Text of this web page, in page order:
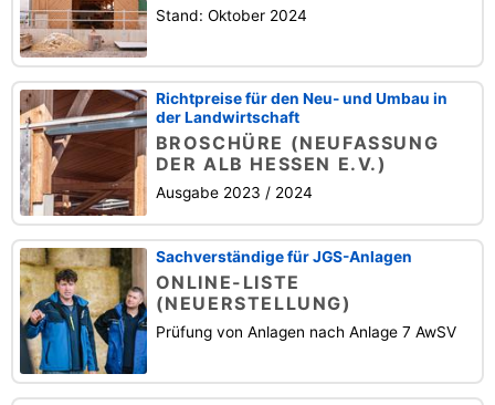
Stand: Oktober 2024
Richtpreise für den Neu- und Umbau in
der Landwirtschaft
BROSCHÜRE (NEUFASSUNG
DER ALB HESSEN E.V.)
Ausgabe 2023 / 2024
Sachverständige für JGS-Anlagen
ONLINE-LISTE
(NEUERSTELLUNG)
Prüfung von Anlagen nach Anlage 7 AwSV